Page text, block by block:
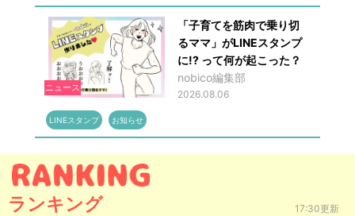
ニュース
「子育てを筋肉で乗り切
るママ」がLINEスタンプ
に!? って何が起こった？
nobico編集部
2026.08.06
LINEスタンプ お知らせ
ランキング 17:30更新